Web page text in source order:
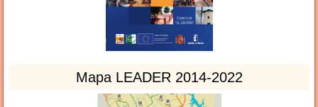
Mapa LEADER 2014-2022